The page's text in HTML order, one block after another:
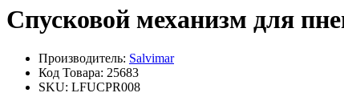
Спусковой механизм для
Производитель: Salvimar
Код Товара: 25683
SKU: LFUCPR008